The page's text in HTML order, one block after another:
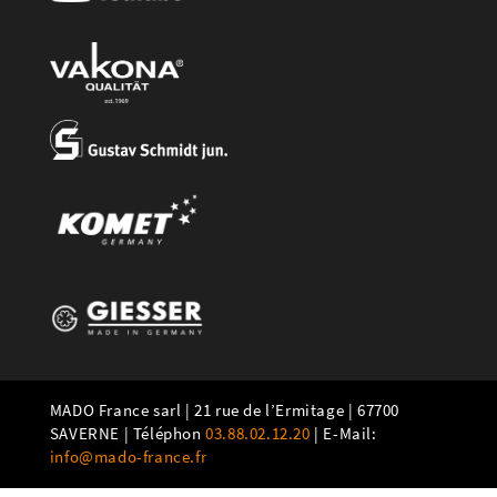
MADO France sarl | 21 rue de l’Ermitage | 67700
SAVERNE | Téléphon03.88.02.12.20 | E-Mail:
info@mado-france.fr